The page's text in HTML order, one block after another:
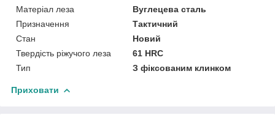
Матеріал леза
Вуглецева сталь
Призначення
Тактичний
Стан
Новий
Твердість ріжучого леза
61 HRC
Тип
З фіксованим клинком
Приховати